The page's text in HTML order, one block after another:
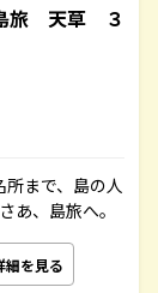
旅 天草 ３
まで、島の人
あ、島旅へ。
細を見る